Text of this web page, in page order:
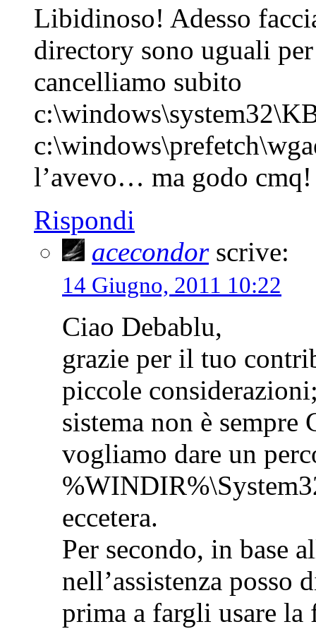
Libidinoso! Adesso
directory sono uguali
cancelliamo subito
l’avevo… ma godo cmq!
Rispondi
acecondorscrive:
14 Giugno, 2011 10:22
Ciao Debablu,
grazie per il tuo
piccole
sistema non è
vogliamo dare un
eccetera.
Per secondo, in base
nell’assistenza
prima a fargli usare la